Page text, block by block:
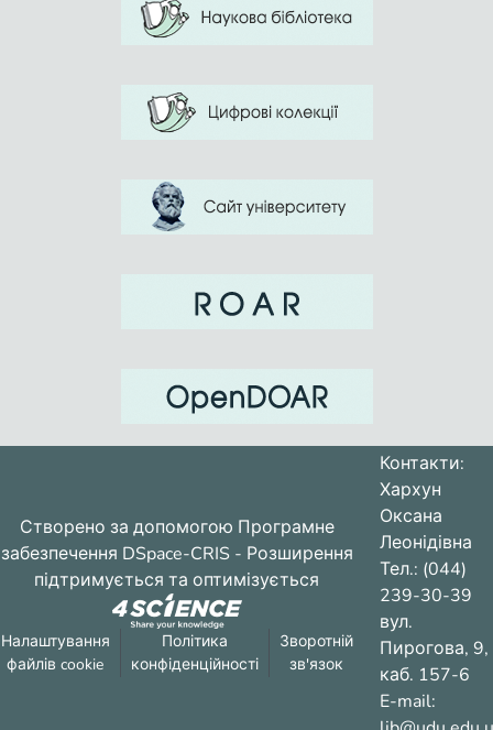
Створено за допомогою Програмне
забезпечення DSpace-CRIS - Розширення
підтримується та оптимізується
Налаштування
файлів cookie
Політика
конфіденційності
Зворотній
зв'язок
Контакти:
Хархун
Оксана
Леонідівна
Тел.: (044)
239-30-39
вул.
Пирогова, 9,
каб. 157-6
E-mail: